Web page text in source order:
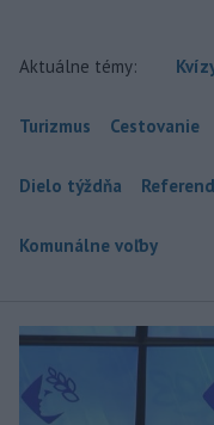
Aktuálne témy:
Turizmus Cestovanie
Dielo týždňa
Komunálne voľby